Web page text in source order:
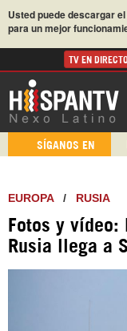
Usted puede descargar
para un mejor
TV EN
SÍGANOS EN
EUROPA/ RUSIA
Fotos y vídeo:
Rusia llega a